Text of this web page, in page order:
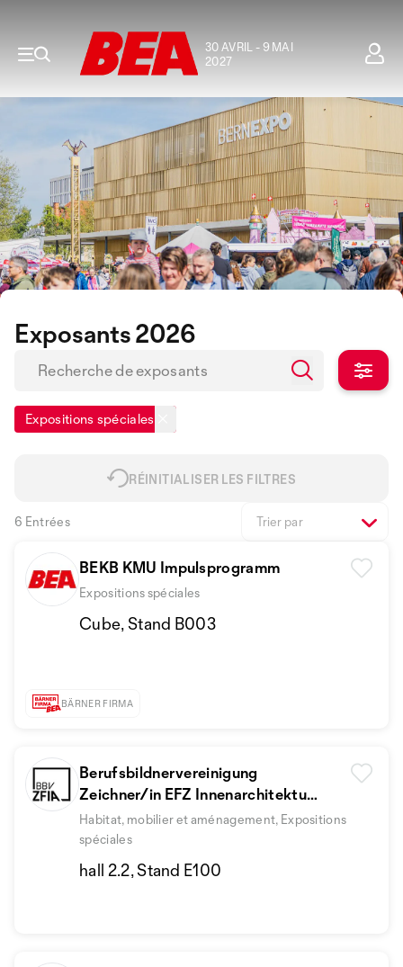
30 AVRIL - 9 MAI
2027
Exposants 2026
Expositions spéciales
RÉINITIALISER LES FILTRES
6 Entrées Trier par
BEKB KMU Impulsprogramm
Expositions spéciales
Cube, Stand B003
BÄRNER FIRMA
Berufsbildnervereinigung
Zeichner/in EFZ Innenarchitektur
BBV ZFIA
Habitat, mobilier et aménagement, Expositions
spéciales
hall 2.2, Stand E100